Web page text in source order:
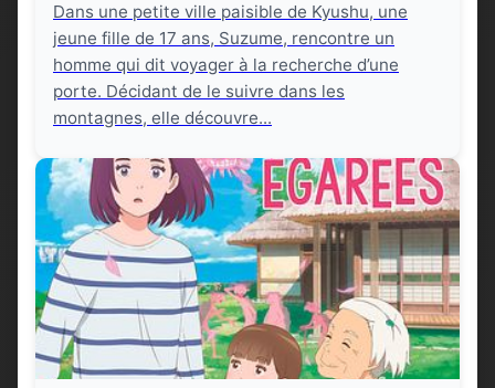
Dans une petite ville paisible de Kyushu, une
jeune fille de 17 ans, Suzume, rencontre un
homme qui dit voyager à la recherche d’une
porte. Décidant de le suivre dans les
montagnes, elle découvre...